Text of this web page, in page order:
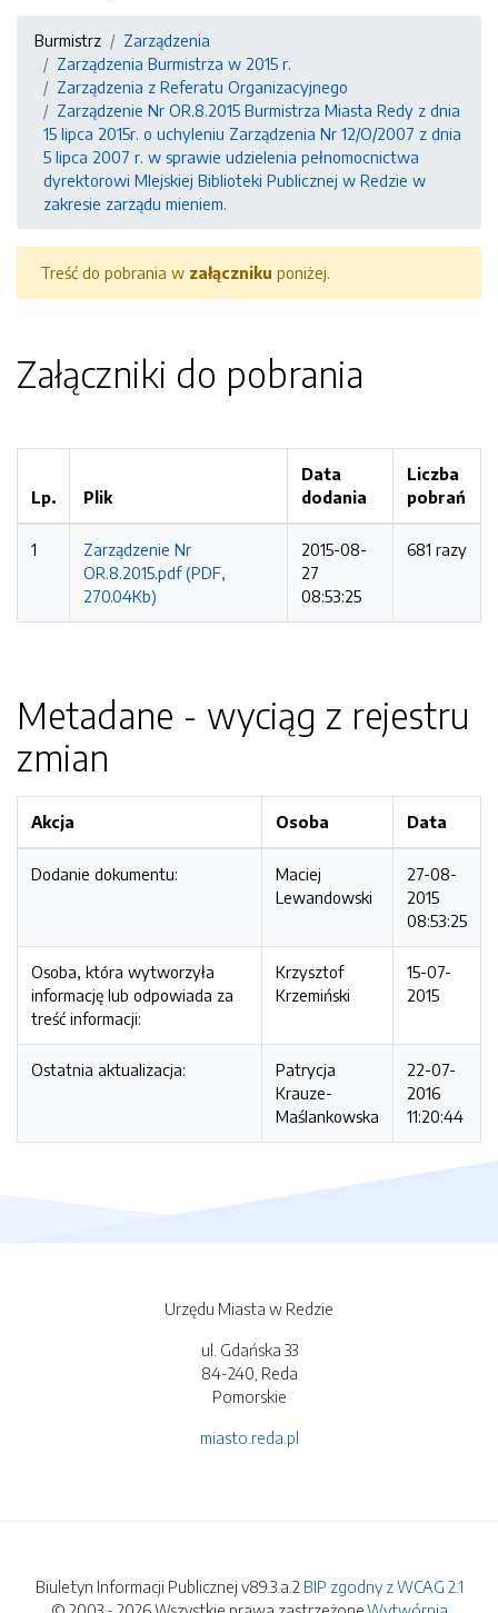
Burmistrz
Zarządzenia
Zarządzenia Burmistrza w 2015 r.
Zarządzenia z Referatu Organizacyjnego
Zarządzenie Nr OR.8.2015 Burmistrza Miasta Redy z dnia
15 lipca 2015r. o uchyleniu Zarządzenia Nr 12/O/2007 z dnia
5 lipca 2007 r. w sprawie udzielenia pełnomocnictwa
dyrektorowi MIejskiej Biblioteki Publicznej w Redzie w
zakresie zarządu mieniem.
Treść do pobrania w załączniku poniżej.
Załączniki do pobrania
Lp. Plik
Data
dodania
Liczba
pobrań
1
Zarządzenie Nr
OR.8.2015.pdf (PDF,
270.04Kb)
2015-08-
27
08:53:25
681 razy
Metadane - wyciąg z rejestru
zmian
Akcja Osoba Data
Dodanie dokumentu:
Maciej
Lewandowski
27-08-
2015
08:53:25
Osoba, która wytworzyła
informację lub odpowiada za
treść informacji:
Krzysztof
Krzemiński
15-07-
2015
Ostatnia aktualizacja:
Patrycja
Krauze-
Maślankowska
22-07-
2016
11:20:44
Urzędu Miasta w Redzie
ul. Gdańska 33
84-240, Reda
Pomorskie
miasto.reda.pl
Biuletyn Informacji Publicznej v89.3.a.2 BIP zgodny z WCAG 2.1